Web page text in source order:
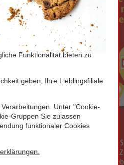
Gazpacho